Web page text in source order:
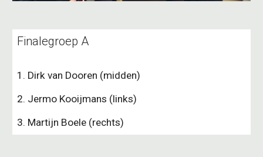
Finalegroep A
1. Dirk van Dooren (midden)
2. Jermo Kooijmans (links)
3. Martijn Boele (rechts)